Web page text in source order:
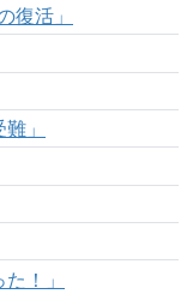
復活」
」
！」